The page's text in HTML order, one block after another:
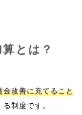
とは？
金改善に充てること
制度です。